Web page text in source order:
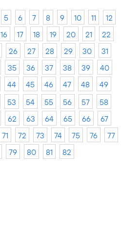
5 6 7 8 9 10 11
12
16 17 18 19 20 21
22
26 27 28 29 30
31
35 36 37 38 39
40
44 45 46 47 48
49
53 54 55 56 57
58
62 63 64 65 66
67
71 72 73 74 75 76
77
79 80 81 82